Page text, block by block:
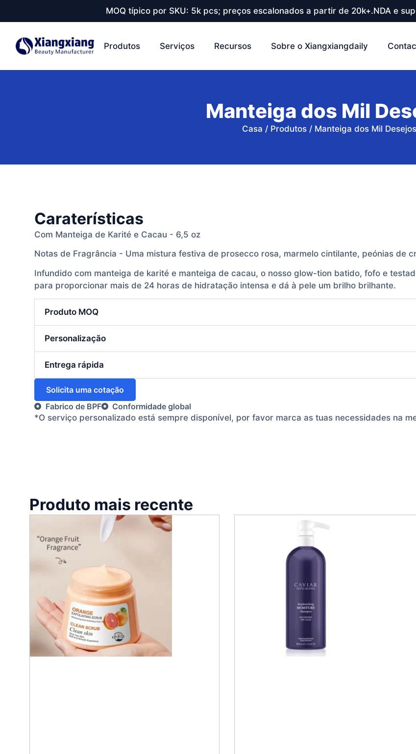
MOQ típico por SKU: 5k pcs; preços escalonados a partir de 20k+.NDA e
Produtos Serviços Recursos Sobre o Xiangxiangdaily
Manteiga dos Mil
Casa / Produtos / Manteiga dos Mil Desejos
Caraterísticas
Com Manteiga de Karité e Cacau - 6,5 oz
Notas de Fragrância - Uma mistura festiva de prosecco rosa, marmelo cintilante, peónias de
Infundido com manteiga de karité e manteiga de cacau, o nosso glow-tion batido, fofo e
para proporcionar mais de 24 horas de hidratação intensa e dá à pele um brilho brilhante.
Produto MOQ
Personalização
Entrega rápida
Solicita uma cotação
Fabrico de BPF
Conformidade global
*O serviço personalizado está sempre disponível, por favor marca as tuas necessidades na
Produto mais recente